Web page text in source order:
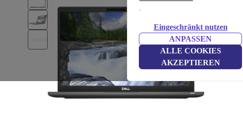
.
Eingeschränkt nutzen
ANPASSEN
ALLE COOKIES
AKZEPTIEREN